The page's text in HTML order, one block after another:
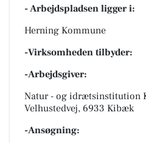
- Arbejdspladsen ligger i:
Herning Kommune
-Virksomheden tilbyder:
-Arbejdsgiver:
Natur - og idrætsinstitution
Velhustedvej, 6933 Kibæk
-Ansøgning: